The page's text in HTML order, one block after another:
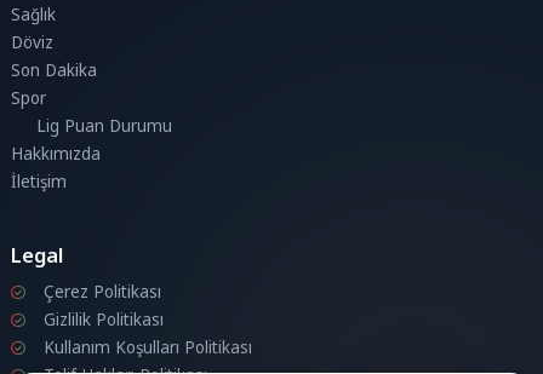
Sağlık
Döviz
Son Dakika
Spor
Lig Puan Durumu
Hakkımızda
İletişim
Legal
Çerez Politikası
Gizlilik Politikası
Kullanım Koşulları Politikası